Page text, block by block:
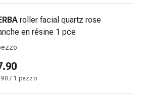
roller facial quartz rose
en résine 1 pce
/ 1 pezzo